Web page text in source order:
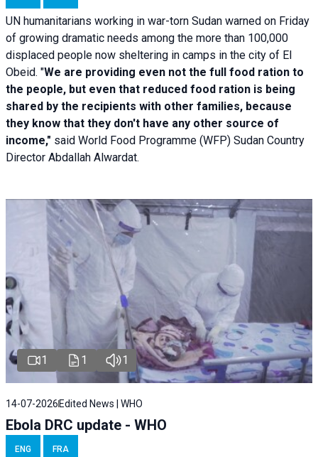
UN humanitarians working in war-torn Sudan warned on Friday
of growing dramatic needs among the more than 100,000
displaced people now sheltering in camps in the city of El
Obeid. "We are providing even not the full food ration to
the people, but even that reduced food ration is being
shared by the recipients with other families, because
they know that they don't have any other source of
income," said World Food Programme (WFP) Sudan Country
Director Abdallah Alwardat.
1 1 1
14-07-2026 Edited News | WHO
Ebola DRC update - WHO
ENG FRA